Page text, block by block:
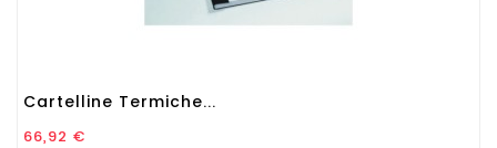
Cartelline Termiche...
Prezzo
66,92 €